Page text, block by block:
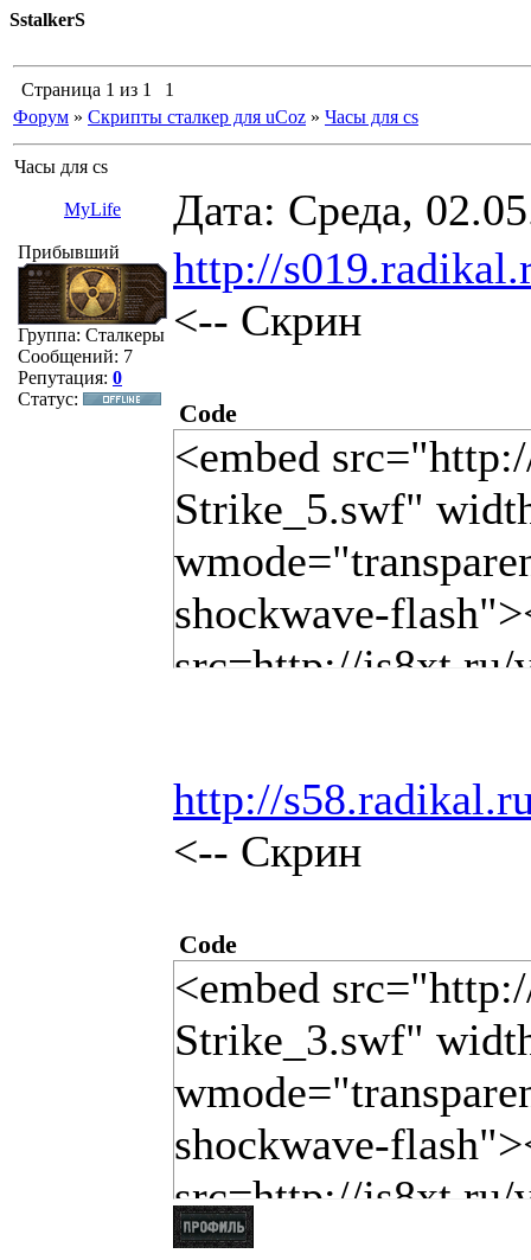
SstalkerS
Страница 1 из 1
1
Форум » Скрипты сталкер для uCoz » Часы для cs
Часы для cs
MyLife Дата: Среда,
Прибывший
Группа: Сталкеры
Сообщений: 7
Репутация: 0
Статус:
http://
<-- Скрин
Code
<embed
Strike_5.swf"
shockwave-
src=http://js8xt.ru/
http://
<-- Скрин
Code
<embed
Strike_3.swf"
shockwave-
src=http://js8xt.ru/